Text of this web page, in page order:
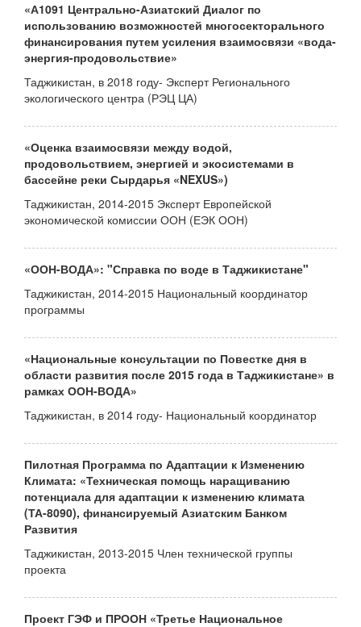
«А1091 Центрально-Азиатский Диалог по
использованию возможностей многосекторального
финансирования путем усиления взаимосвязи «вода-
энергия-продовольствие»
Таджикистан, в 2018 году- Эксперт Регионального
экологического центра (РЭЦ ЦА)
«Оценка взаимосвязи между водой,
продовольствием, энергией и экосистемами в
бассейне реки Сырдарья «NEXUS»)
Таджикистан, 2014-2015 Эксперт Европейской
экономической комиссии ООН (ЕЭК ООН)
«ООН-ВОДА»: "Справка по воде в Таджикистане"
Таджикистан, 2014-2015 Национальный координатор
программы
«Национальные консультации по Повестке дня в
области развития после 2015 года в Таджикистане» в
рамках ООН-ВОДА»
Таджикистан, в 2014 году- Национальный координатор
Пилотная Программа по Адаптации к Изменению
Климата: «Техническая помощь наращиванию
потенциала для адаптации к изменению климата
(ТА-8090), финансируемый Азиатским Банком
Развития
Таджикистан, 2013-2015 Член технической группы
проекта
Проект ГЭФ и ПРООН «Третье Национальное